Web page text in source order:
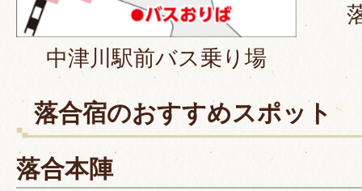
中津川駅前バス乗り場
落合宿のおすすめスポット
落合本陣